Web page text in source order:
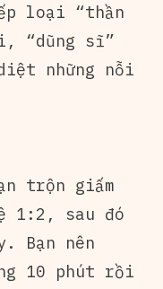
loại “thần
“dũng sĩ”
những nỗi
trộn giấm
1:2, sau đó
Bạn nên
10 phút rồi